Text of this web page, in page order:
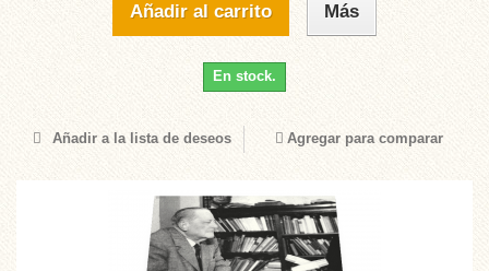
Añadir al carrito Más
En stock.
Añadir a la lista de deseos Agregar para comparar